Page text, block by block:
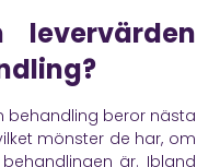
behandling beror nästa
mönster de har, om
är. Ibland